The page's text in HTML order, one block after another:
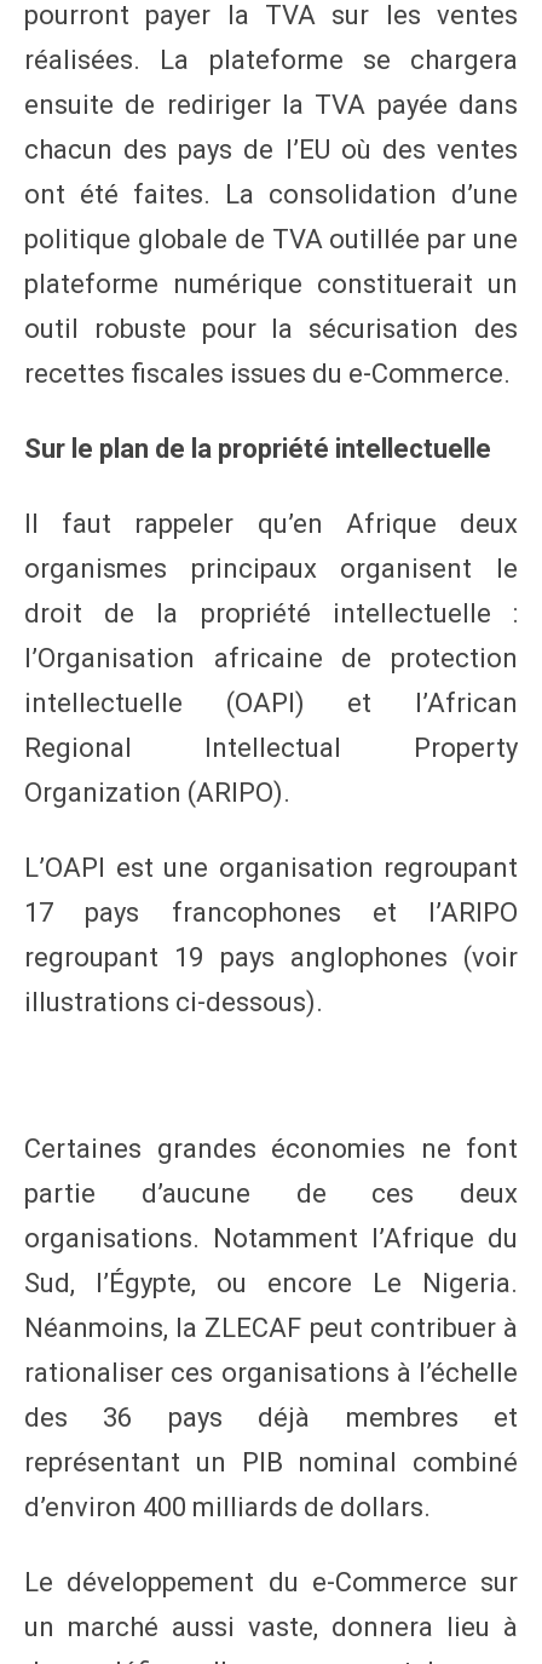
pourront payer la TVA sur les ventes
réalisées. La plateforme se chargera
ensuite de rediriger la TVA payée dans
chacun des pays de l’EU où des ventes
ont été faites. La consolidation d’une
politique globale de TVA outillée par une
plateforme numérique constituerait un
outil robuste pour la sécurisation des
recettes fiscales issues du e-Commerce.
Sur le plan de la propriété intellectuelle
Il faut rappeler qu’en Afrique deux
organismes principaux organisent le
droit de la propriété intellectuelle :
l’Organisation africaine de protection
intellectuelle (OAPI) et l’African
Regional Intellectual Property
Organization (ARIPO).
L’OAPI est une organisation regroupant
17 pays francophones et l’ARIPO
regroupant 19 pays anglophones (voir
illustrations ci-dessous).
Certaines grandes économies ne font
partie d’aucune de ces deux
organisations. Notamment l’Afrique du
Sud, l’Égypte, ou encore Le Nigeria.
Néanmoins, la ZLECAF peut contribuer à
rationaliser ces organisations à l’échelle
des 36 pays déjà membres et
représentant un PIB nominal combiné
d’environ 400 milliards de dollars.
Le développement du e-Commerce sur
un marché aussi vaste, donnera lieu à